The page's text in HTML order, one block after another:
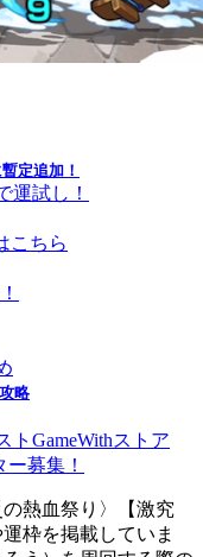
定追加！
運試し！
こちら
略
トGameWithストア
募集！
熱血祭り〉【激究
枠を掲載していま